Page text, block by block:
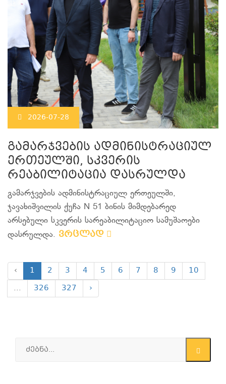
2026-07-28
გამარჯვების ადმინისტრაციულ
ერთეულში, სკვერის
რეაბილიტაცია დასრულდა
გამარჯვების ადმინისტრაციულ ერთეულში,
ჯავახიშვილის ქუჩა N 51 ბინის მიმდებარედ
არსებული სკვერის სარეაბილიტაციო სამუშაოები
დასრულდა. ვრცლად
‹ 1 2 3 4 5 6 7 8 9
10
...
326 327 ›